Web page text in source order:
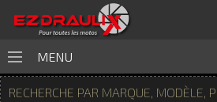
MENU